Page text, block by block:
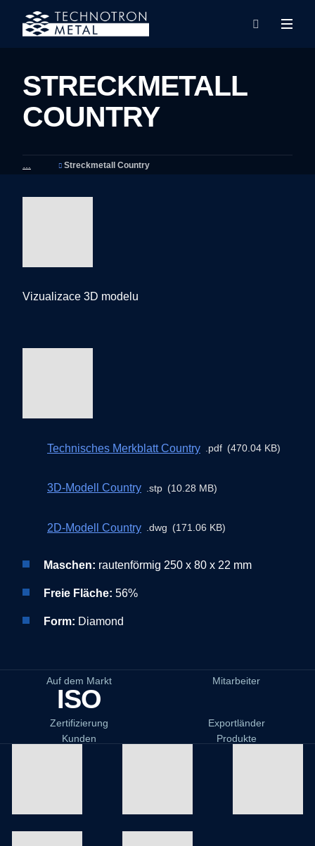
STRECKMETALL
COUNTRY
Streckmetall Country
Vizualizace 3D modelu
Technisches Merkblatt Country pdf 470.04 KB
3D-Modell Country stp 10.28 MB
2D-Modell Country dwg 171.06 KB
Maschen: rautenförmig 250 x 80 x 22 mm
Freie Fläche: 56%
Form: Diamond
Auf dem Markt Mitarbeiter
ISO
Zertifizierung
Exportländer
Kunden
Produkte